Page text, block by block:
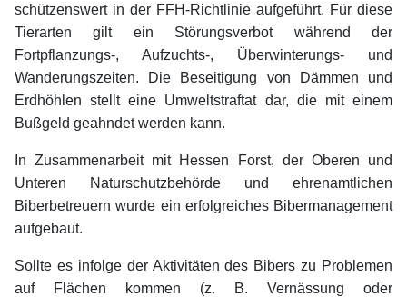
schützenswert in der FFH-Richtlinie aufgeführt. Für diese
Tierarten gilt ein Störungsverbot während der
Fortpflanzungs-, Aufzuchts-, Überwinterungs- und
Wanderungszeiten. Die Beseitigung von Dämmen und
Erdhöhlen stellt eine Umweltstraftat dar, die mit einem
Bußgeld geahndet werden kann.
In Zusammenarbeit mit Hessen Forst, der Oberen und
Unteren Naturschutzbehörde und ehrenamtlichen
Biberbetreuern wurde ein erfolgreiches Bibermanagement
aufgebaut.
Sollte es infolge der Aktivitäten des Bibers zu Problemen
auf Flächen kommen (z. B. Vernässung oder